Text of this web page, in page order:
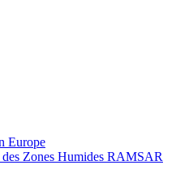
Europe
Zones Humides RAMSAR